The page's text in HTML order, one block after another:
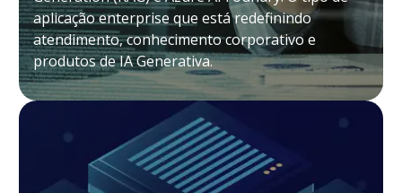
aplicação enterprise que está redefinindo
atendimento, conhecimento corporativo e
produtos de IA Generativa.